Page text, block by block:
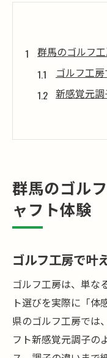
群馬のゴルフ
ゴルフ工
新感覚元
群馬で話
験
アッタスRXウ
ウルトラブ
工房で試す
新感覚元調
ゴルフ工
群馬のゴル
ャフト体験
ゴルフ工房で叶
ゴルフ工房は、単な
ト選びを実際に「体
県のゴルフ工房では
フト新感覚元調子の